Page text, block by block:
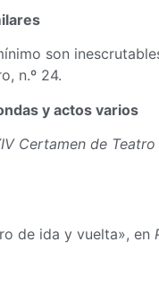
son
n.º 24.
y actos varios
Certamen de
de ida y vuelta», en